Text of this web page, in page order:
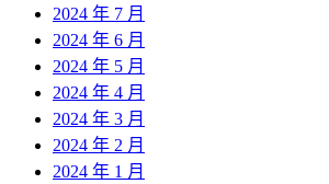
2024 年 7 月
2024 年 6 月
2024 年 5 月
2024 年 4 月
2024 年 3 月
2024 年 2 月
2024 年 1 月